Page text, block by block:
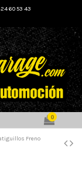
60 53 43
0
Freno